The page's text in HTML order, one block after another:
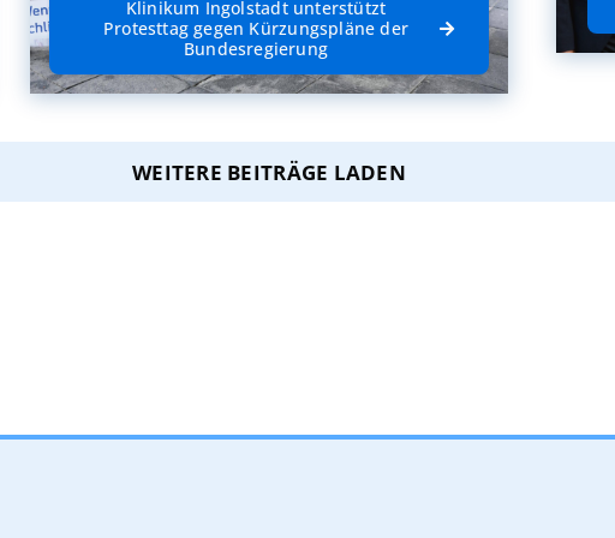
Klinikum Ingolstadt unterstützt
Protesttag gegen Kürzungspläne der
Bundesregierung
WEITERE BEITRÄGE LADEN